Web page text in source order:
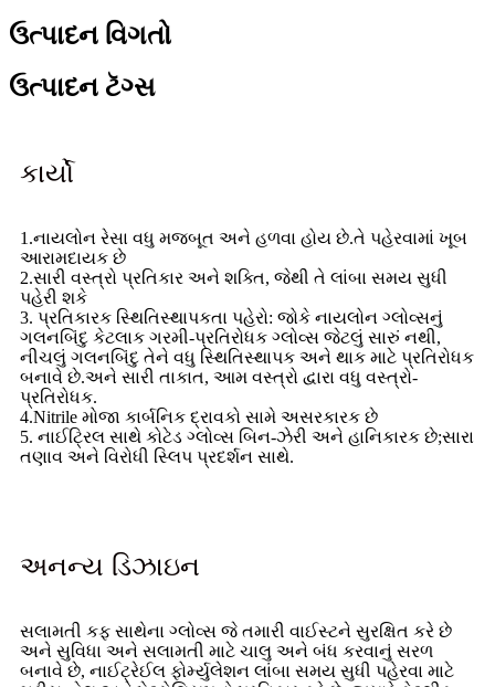
ઉત્પાદન વિગતો
ઉત્પાદન ટૅગ્સ
કાર્યો
1.નાયલોન રેસા વધુ મજબૂત અને હળવા હોય છે.તે પહેરવામાં ખૂબ
આરામદાયક છે
2.સારી વસ્ત્રો પ્રતિકાર અને શક્તિ, જેથી તે લાંબા સમય સુધી
પહેરી શકે
3. પ્રતિકારક સ્થિતિસ્થાપકતા પહેરો: જોકે નાયલોન ગ્લોવ્સનું
ગલનબિંદુ કેટલાક ગરમી-પ્રતિરોધક ગ્લોવ્સ જેટલું સારું નથી,
નીચલું ગલનબિંદુ તેને વધુ સ્થિતિસ્થાપક અને થાક માટે પ્રતિરોધક
બનાવે છે.અને સારી તાકાત, આમ વસ્ત્રો દ્વારા વધુ વસ્ત્રો-
પ્રતિરોધક.
4.Nitrile મોજા કાર્બનિક દ્રાવકો સામે અસરકારક છે
5. નાઈટ્રિલ સાથે કોટેડ ગ્લોવ્સ બિન-ઝેરી અને હાનિકારક છે;સારા
તણાવ અને વિરોધી સ્લિપ પ્રદર્શન સાથે.
અનન્ય ડિઝાઇન
સલામતી કફ સાથેના ગ્લોવ્સ જે તમારી વાઈસ્ટને સુરક્ષિત કરે છે
અને સુવિધા અને સલામતી માટે ચાલુ અને બંધ કરવાનું સરળ
બનાવે છે, નાઈટ્રેઈલ ફોર્મ્યુલેશન લાંબા સમય સુધી પહેરવા માટે